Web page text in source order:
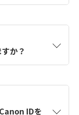
アカウントを
報を使用して
します。
か？
IDを